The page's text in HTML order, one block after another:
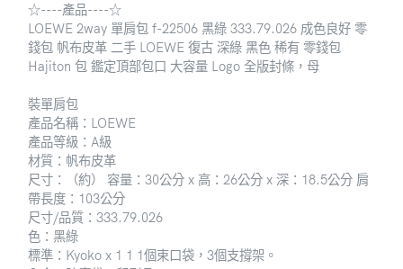
☆----產品----☆
LOEWE 2way 單肩包 f-22506 黑綠 333.79.026 成色良好 零
錢包 帆布皮革 二手 LOEWE 復古 深綠 黑色 稀有 零錢包
Hajiton 包 鑑定頂部包口 大容量 Logo 全版封條，母
裝單肩包
產品名稱：LOEWE
產品等級：A級
材質：帆布皮革
尺寸：（約） 容量：30公分 x 高：26公分 x 深：18.5公分 肩
帶長度：103公分
尺寸/品質：333.79.026
色：黑綠
標準：Kyoko x 1 1 1個束口袋，3個支撐架。